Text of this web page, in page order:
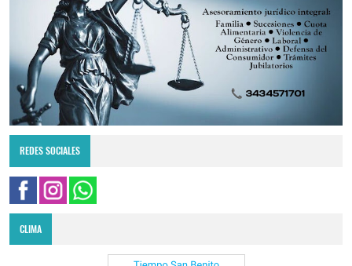
REDES SOCIALES
CLIMA